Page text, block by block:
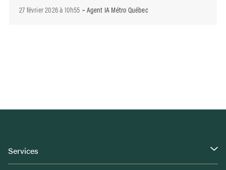
27 février 2026 à 10h55 - Agent IA Métro Québec
Services